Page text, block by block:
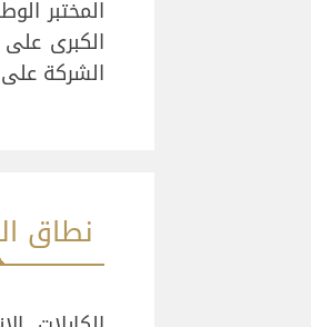
الكبرى على
الشركة
نطاق